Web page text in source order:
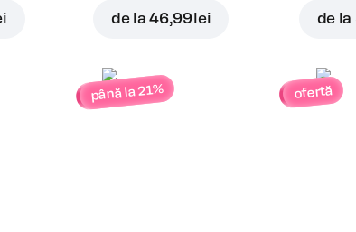
de la46,99 lei de la
până la 21% ofertă